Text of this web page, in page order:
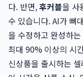
다. 반면,후커블을 사
수 있습니다. AI가 뼈
을 수정하고 완성하
최대 90% 이상의 시
신상품을 출시하는